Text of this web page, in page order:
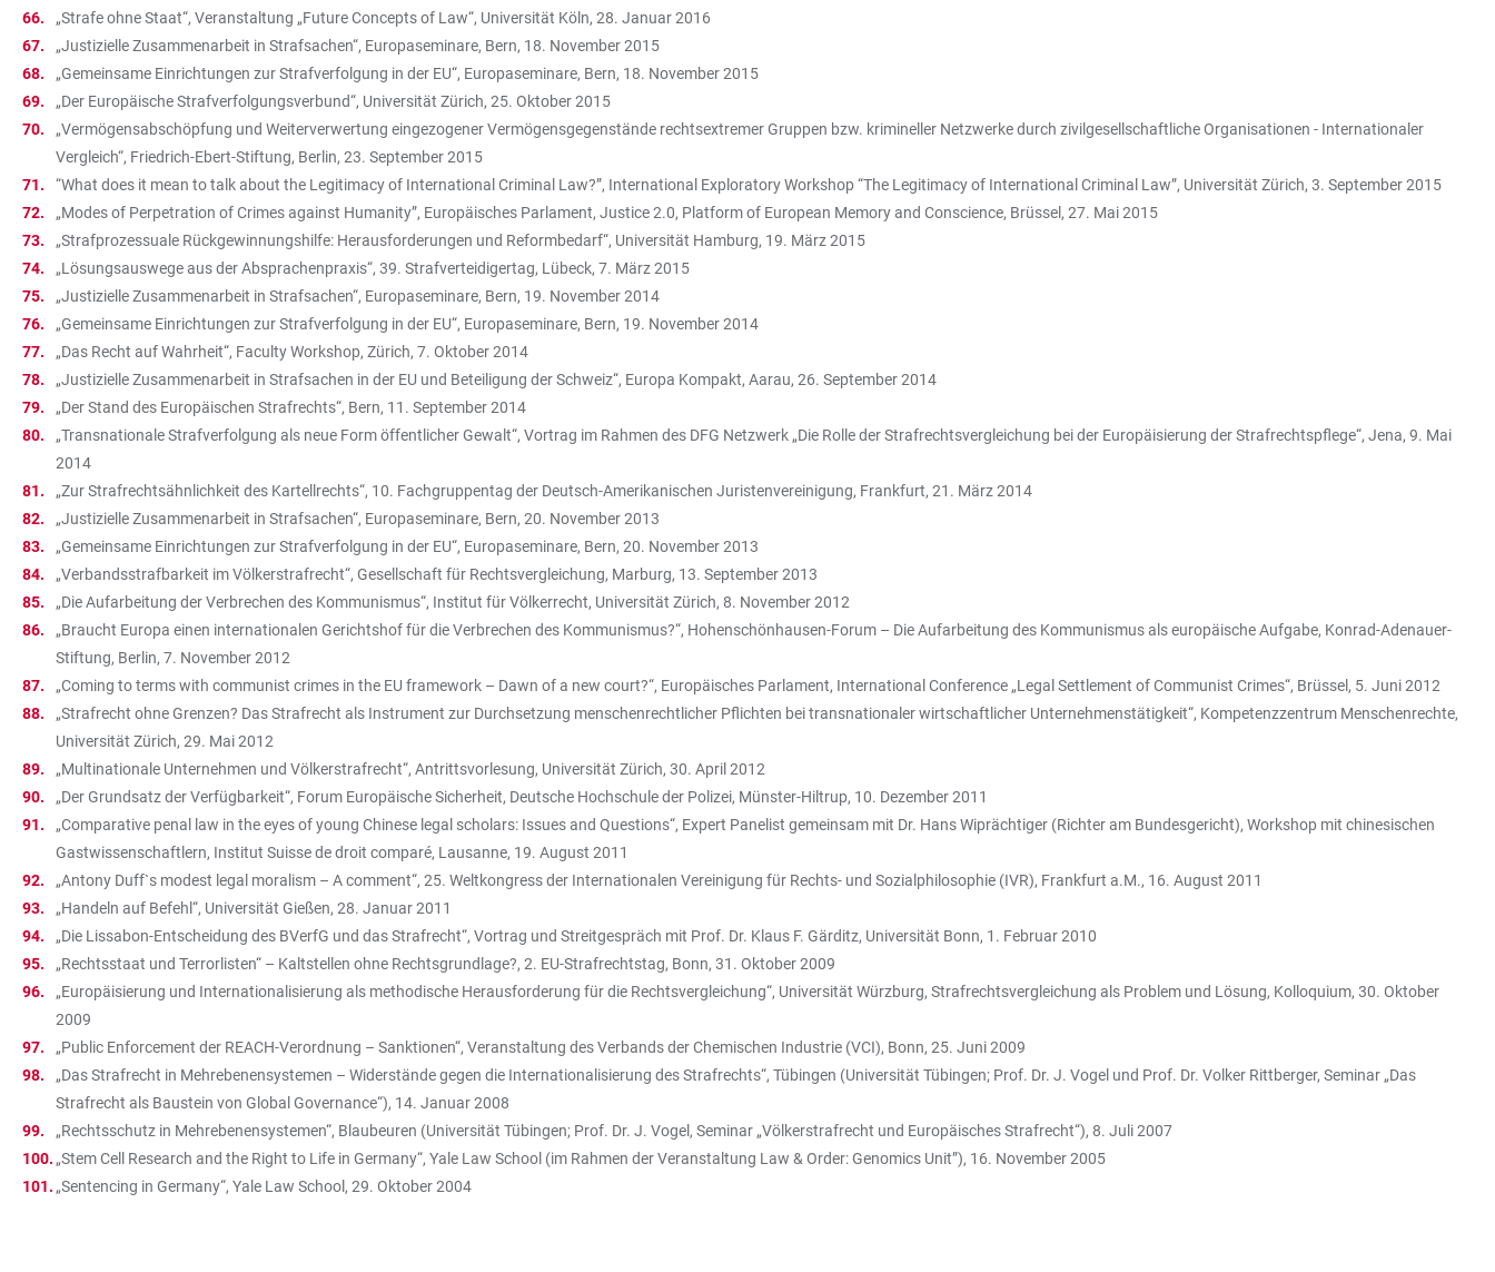
„Strafe ohne Staat“, Veranstaltung „Future Concepts of Law“, Universität Köln, 28. Januar 2016
„Justizielle Zusammenarbeit in Strafsachen“, Europaseminare, Bern, 18. November 2015
„Gemeinsame Einrichtungen zur Strafverfolgung in der EU“, Europaseminare, Bern, 18. November 2015
„Der Europäische Strafverfolgungsverbund“, Universität Zürich, 25. Oktober 2015
„Vermögensabschöpfung und Weiterverwertung eingezogener Vermögensgegenstände rechtsextremer Gruppen bzw. krimineller Netzwerke durch zivilgesellschaftliche Organisationen - Internationaler
Vergleich“, Friedrich-Ebert-Stiftung, Berlin, 23. September 2015
“What does it mean to talk about the Legitimacy of International Criminal Law?”, International Exploratory Workshop “The Legitimacy of International Criminal Law”, Universität Zürich, 3. September 2015
„Modes of Perpetration of Crimes against Humanity”, Europäisches Parlament, Justice 2.0, Platform of European Memory and Conscience, Brüssel, 27. Mai 2015
„Strafprozessuale Rückgewinnungshilfe: Herausforderungen und Reformbedarf“, Universität Hamburg, 19. März 2015
„Lösungsauswege aus der Absprachenpraxis“, 39. Strafverteidigertag, Lübeck, 7. März 2015
„Justizielle Zusammenarbeit in Strafsachen“, Europaseminare, Bern, 19. November 2014
„Gemeinsame Einrichtungen zur Strafverfolgung in der EU“, Europaseminare, Bern, 19. November 2014
„Das Recht auf Wahrheit“, Faculty Workshop, Zürich, 7. Oktober 2014
„Justizielle Zusammenarbeit in Strafsachen in der EU und Beteiligung der Schweiz“, Europa Kompakt, Aarau, 26. September 2014
„Der Stand des Europäischen Strafrechts“, Bern, 11. September 2014
„Transnationale Strafverfolgung als neue Form öffentlicher Gewalt“, Vortrag im Rahmen des DFG Netzwerk „Die Rolle der Strafrechtsvergleichung bei der Europäisierung der Strafrechtspflege“, Jena, 9. Mai
2014
„Zur Strafrechtsähnlichkeit des Kartellrechts“, 10. Fachgruppentag der Deutsch-Amerikanischen Juristenvereinigung, Frankfurt, 21. März 2014
„Justizielle Zusammenarbeit in Strafsachen“, Europaseminare, Bern, 20. November 2013
„Gemeinsame Einrichtungen zur Strafverfolgung in der EU“, Europaseminare, Bern, 20. November 2013
„Verbandsstrafbarkeit im Völkerstrafrecht“, Gesellschaft für Rechtsvergleichung, Marburg, 13. September 2013
„Die Aufarbeitung der Verbrechen des Kommunismus“, Institut für Völkerrecht, Universität Zürich, 8. November 2012
„Braucht Europa einen internationalen Gerichtshof für die Verbrechen des Kommunismus?“, Hohenschönhausen-Forum – Die Aufarbeitung des Kommunismus als europäische Aufgabe, Konrad-Adenauer-
Stiftung, Berlin, 7. November 2012
„Coming to terms with communist crimes in the EU framework – Dawn of a new court?“, Europäisches Parlament, International Conference „Legal Settlement of Communist Crimes“, Brüssel, 5. Juni 2012
„Strafrecht ohne Grenzen? Das Strafrecht als Instrument zur Durchsetzung menschenrechtlicher Pflichten bei transnationaler wirtschaftlicher Unternehmenstätigkeit“, Kompetenzzentrum Menschenrechte,
Universität Zürich, 29. Mai 2012
„Multinationale Unternehmen und Völkerstrafrecht“, Antrittsvorlesung, Universität Zürich, 30. April 2012
„Der Grundsatz der Verfügbarkeit“, Forum Europäische Sicherheit, Deutsche Hochschule der Polizei, Münster-Hiltrup, 10. Dezember 2011
„Comparative penal law in the eyes of young Chinese legal scholars: Issues and Questions“, Expert Panelist gemeinsam mit Dr. Hans Wiprächtiger (Richter am Bundesgericht), Workshop mit chinesischen
Gastwissenschaftlern, Institut Suisse de droit comparé, Lausanne, 19. August 2011
„Antony Duff`s modest legal moralism – A comment“, 25. Weltkongress der Internationalen Vereinigung für Rechts- und Sozialphilosophie (IVR), Frankfurt a.M., 16. August 2011
„Handeln auf Befehl“, Universität Gießen, 28. Januar 2011
„Die Lissabon-Entscheidung des BVerfG und das Strafrecht“, Vortrag und Streitgespräch mit Prof. Dr. Klaus F. Gärditz, Universität Bonn, 1. Februar 2010
„Rechtsstaat und Terrorlisten“ – Kaltstellen ohne Rechtsgrundlage?, 2. EU-Strafrechtstag, Bonn, 31. Oktober 2009
„Europäisierung und Internationalisierung als methodische Herausforderung für die Rechtsvergleichung“, Universität Würzburg, Strafrechtsvergleichung als Problem und Lösung, Kolloquium, 30. Oktober
2009
„Public Enforcement der REACH-Verordnung – Sanktionen“, Veranstaltung des Verbands der Chemischen Industrie (VCI), Bonn, 25. Juni 2009
„Das Strafrecht in Mehrebenensystemen – Widerstände gegen die Internationalisierung des Strafrechts“, Tübingen (Universität Tübingen; Prof. Dr. J. Vogel und Prof. Dr. Volker Rittberger, Seminar „Das
Strafrecht als Baustein von Global Governance“), 14. Januar 2008
„Rechtsschutz in Mehrebenensystemen“, Blaubeuren (Universität Tübingen; Prof. Dr. J. Vogel, Seminar „Völkerstrafrecht und Europäisches Strafrecht“), 8. Juli 2007
„Stem Cell Research and the Right to Life in Germany“, Yale Law School (im Rahmen der Veranstaltung Law & Order: Genomics Unit”), 16. November 2005
„Sentencing in Germany“, Yale Law School, 29. Oktober 2004